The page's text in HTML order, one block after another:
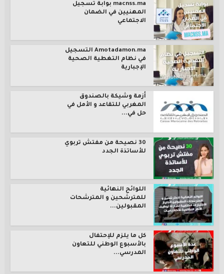
macnss.ma بوابة تسجيل
المهنيين في الضمان
الاجتماعي
Amotadamon.ma التسجيل
في نظام التغطية الصحية
الإجبارية
أزمة وشيكة بالصندوق
المغربي للتقاعد و الأمل في
حل في...
30 نصيحة من مفتش تربوي
للأساتذة الجدد
اللوائح النهائية
للمترشحين و المترشحات
المقبولين...
كل ما يلزم للإحتفال
بالأسبوع الوطني للتعاون
المدرسي...